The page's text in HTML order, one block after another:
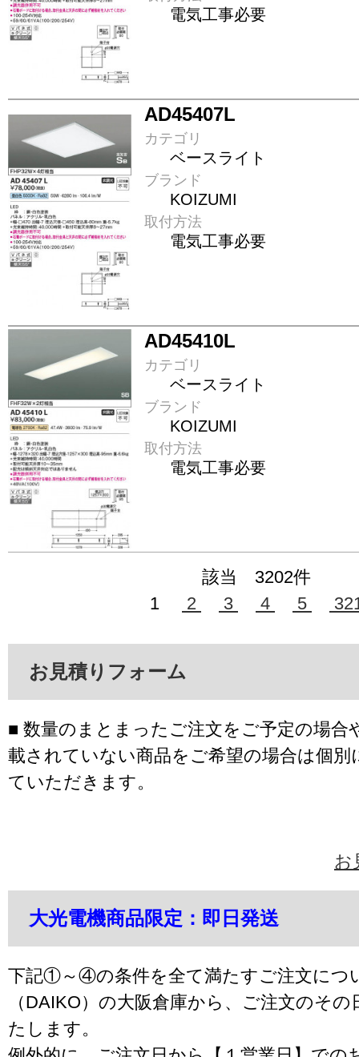
電気工事必要
AD45407L
カテゴリ
ベースライト
ブランド
KOIZUMI
取付方法
電気工事必要
AD45410L
カテゴリ
ベースライト
ブランド
KOIZUMI
取付方法
電気工事必要
該当 3202件
1
2 3 4 5
お見積りフォーム
■ 数量のまとまったご注文をご予定の場合
載されていない商品をご希望の場合は個別
ていただきます。
お
大光電機商品限定：即日発送
下記①～④の条件を全て満たすご注文につ
（DAIKO）の大阪倉庫から、ご注文のそ
たします。